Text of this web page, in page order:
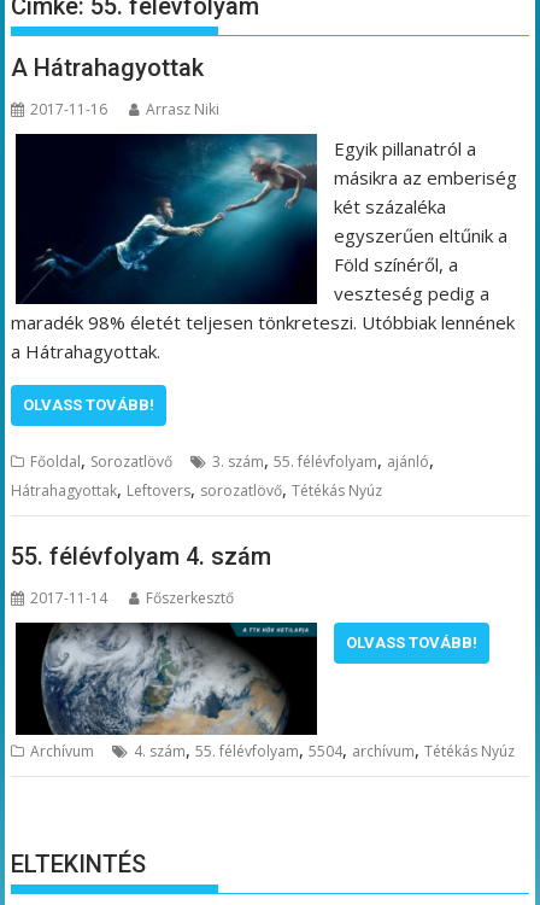
Címke: 55. félévfolyam
A Hátrahagyottak
2017-11-16 Arrasz Niki
Egyik pillanatról a
másikra az emberiség
két százaléka
egyszerűen eltűnik a
Föld színéről, a
veszteség pedig a
maradék 98% életét teljesen tönkreteszi. Utóbbiak lennének
a Hátrahagyottak.
OLVASS TOVÁBB!
Főoldal, Sorozatlövő 3. szám,55. félévfolyam, ajánló,
Hátrahagyottak, Leftovers, sorozatlövő,Tétékás Nyúz
55. félévfolyam 4. szám
2017-11-14 Főszerkesztő
OLVASS TOVÁBB!
Archívum 4. szám,55. félévfolyam,5504, archívum,Tétékás Nyúz
ELTEKINTÉS